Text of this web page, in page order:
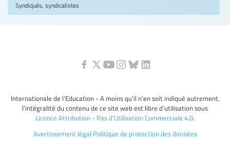
Syndiqués, syndicalistes
Internationale de l’Education - A moins qu’il n’en soit indiqué autrement,
l’intégralité du contenu de ce site web est libre d’utilisation sous
Licence Attribution - Pas d’Utilisation Commerciale 4.0.
Avertissement légal Politique de protection des données